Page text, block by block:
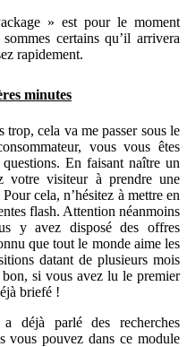
» est pour le moment
certains qu’il arrivera
rapidement.
minutes
trop, cela va me passer sous le
vous vous êtes
En faisant naître un
votre visiteur à prendre une
cela, n’hésitez à mettre en
flash. Attention néanmoins
y avez disposé des offres
que tout le monde aime les
datant de plusieurs mois
si vous avez lu le premier
briefé !
déjà parlé des recherches
vous pouvez dans ce module